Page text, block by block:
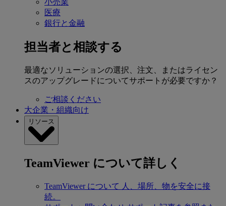
小売業
医療
銀行と金融
担当者と相談する
最適なソリューションの選択、注文、またはライセン
スのアップグレードについてサポートが必要ですか？
ご相談ください
大企業・組織向け
リソース
TeamViewer について詳しく
TeamViewer について 人、場所、物を安全に接
続。